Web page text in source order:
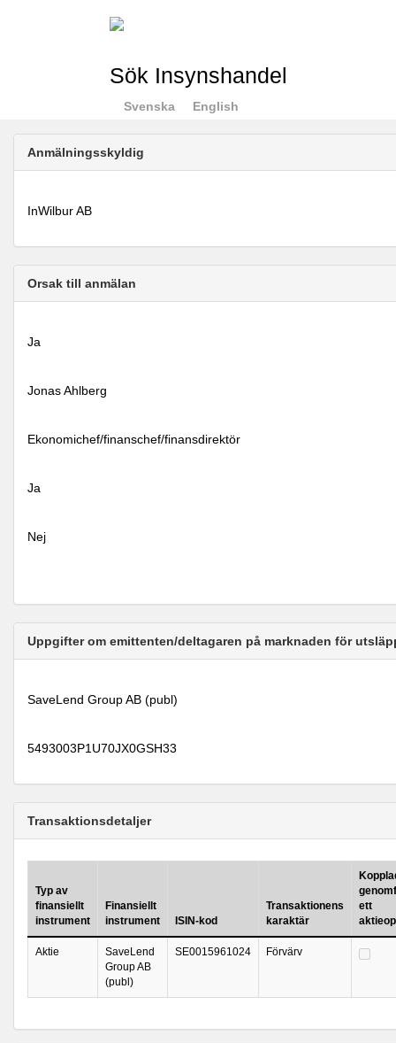
Sök Insynshandel
Svenska English
Anmälningsskyldig
InWilbur AB
Orsak till anmälan
Ja
Jonas Ahlberg
Ekonomichef/finanschef/finansdirektör
Ja
Nej
Uppgifter om emittenten/deltagaren på marknaden för
SaveLend Group AB (publ)
5493003P1U70JX0GSH33
Transaktionsdetaljer
Typ av
finansiellt
instrument
Finansiellt
instrument
ISIN-kod
Transaktionens
karaktär
ett
Aktie
SaveLend
Group AB
(publ)
SE0015961024 Förvärv